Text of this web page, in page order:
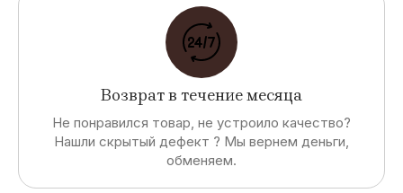
Возврат в течение месяца
Не понравился товар, не устроило качество?
Нашли скрытый дефект ? Мы вернем деньги,
обменяем.